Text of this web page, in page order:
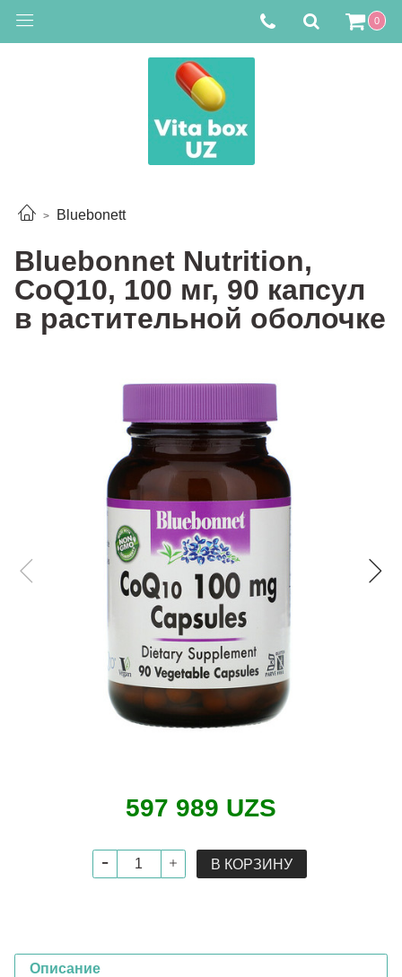
0
Bluebonett
Bluebonnet Nutrition,
CoQ10, 100 мг, 90 капсул
в растительной оболочке
597 989 UZS
В КОРЗИНУ
Описание